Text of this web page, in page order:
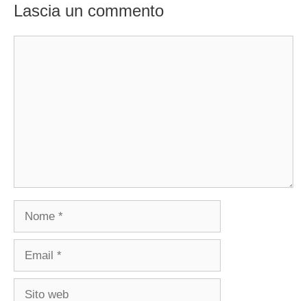
Lascia un commento